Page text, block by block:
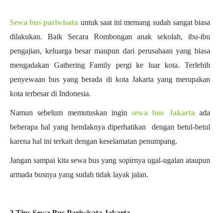
Sewa bus pariwisata untuk saat ini memang sudah sangat biasa
dilakukan. Baik Secara Rombongan anak sekolah, ibu-ibu
pengajian, keluarga besar maupun dari perusahaan yang biasa
mengadakan Gathering Family pergi ke luar kota. Terlebih
penyewaan bus yang berada di kota Jakarta yang merupakan
kota terbesar di Indonesia.
Namun sebelum memutuskan inginsewa bus Jakarta ada
beberapa hal yang hendaknya diperhatikan dengan betul-betul
karena hal ini terkait dengan keselamatan penumpang.
Jangan sampai kita sewa bus yang sopirnya ugal-ugalan ataupun
armada busnya yang sudah tidak layak jalan.